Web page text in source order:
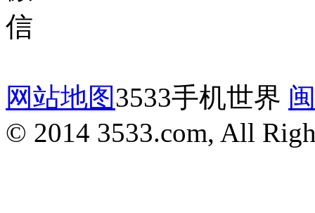
网站地图3533手机世界
© 2014 3533.com, All